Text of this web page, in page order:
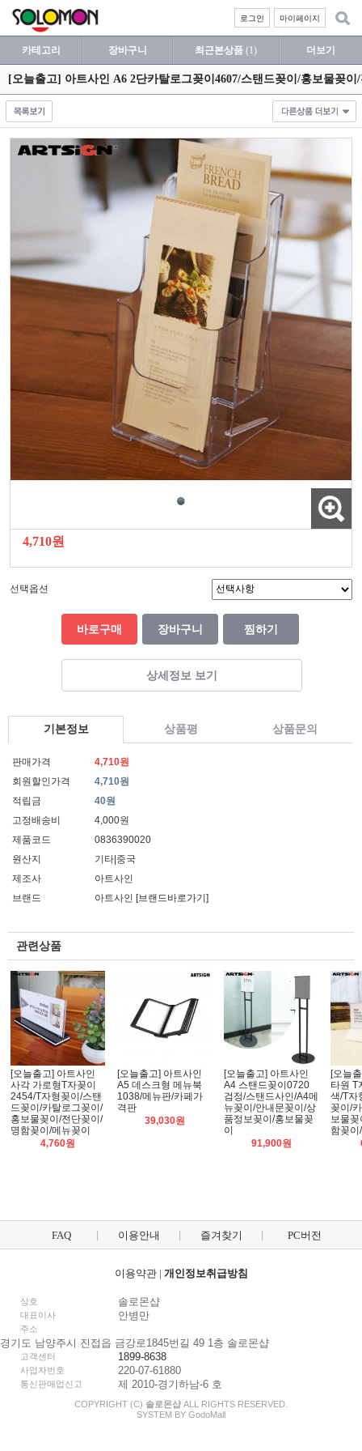
마이페이지
로그인
카테고리 장바구니 최근본상품 (1) 더보기
[오늘출고] 아트사인 A6 2단카탈로그꽂이4607/스탠드꽂이/홍보물꽂
4,710원
선택옵션
바로구매 장바구니 찜하기
상세정보 보기
기본정보 상품평 상품문의
판매가격
4,710원
회원할인가격
4,710원
적립금
40원
고정배송비
4,000원
제품코드
0836390020
원산지
기타|중국
제조사
아트사인
브랜드
아트사인 [브랜드바로가기]
관련상품
[오늘출고] 아트사인
사각 가로형T자꽂이
2454/T자형꽂이/스탠
드꽂이/카탈로그꽂이/
홍보물꽂이/전단꽂이/
명함꽂이/메뉴꽂이
4,760원
[오늘출고] 아트사인
A5 데스크형 메뉴북
1038/메뉴판/카페가
격판
39,030원
[오늘출고] 아트사인
A4 스탠드꽂이0720
검정/스탠드사인/A4메
뉴꽂이/안내문꽂이/상
품정보꽂이/홍보물꽂
이
91,900원
[오늘
타원 T
색/T자
꽂이/
보물
함꽂
FAQ 이용안내 즐겨찾기 PC버전
이용약관| 개인정보취급방침
상호 솔로몬샵
대표이사 안병만
주소
경기도 남양주시 진접읍 금강로1845번길 49 1층 솔로몬샵
고객센터 1899-8638
사업자번호 220-07-61880
통신판매업신고 제 2010-경기하남-6 호
COPYRIGHT (C) 솔로몬샵 ALL RIGHTS RESERVED.
SYSTEM BY GodoMall